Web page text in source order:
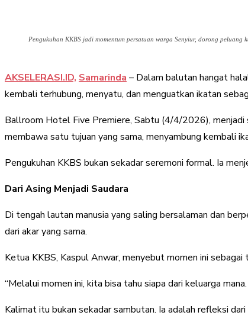
Pengukuhan KKBS jadi momentum persatuan warga Senyiur, dorong
AKSELERASI.ID, Samarinda – Dalam balutan hangat
kembali terhubung, menyatu, dan menguatkan ikatan
Ballroom Hotel Five Premiere, Sabtu (4/4/2026), menjadi
membawa satu tujuan yang sama, menyambung kembali
Pengukuhan KKBS bukan sekadar seremoni formal. Ia
Dari Asing Menjadi Saudara
Di tengah lautan manusia yang saling bersalaman dan
dari akar yang sama.
Ketua KKBS, Kaspul Anwar, menyebut momen ini
“Melalui momen ini, kita bisa tahu siapa dari keluarga
Kalimat itu bukan sekadar sambutan. Ia adalah refleksi